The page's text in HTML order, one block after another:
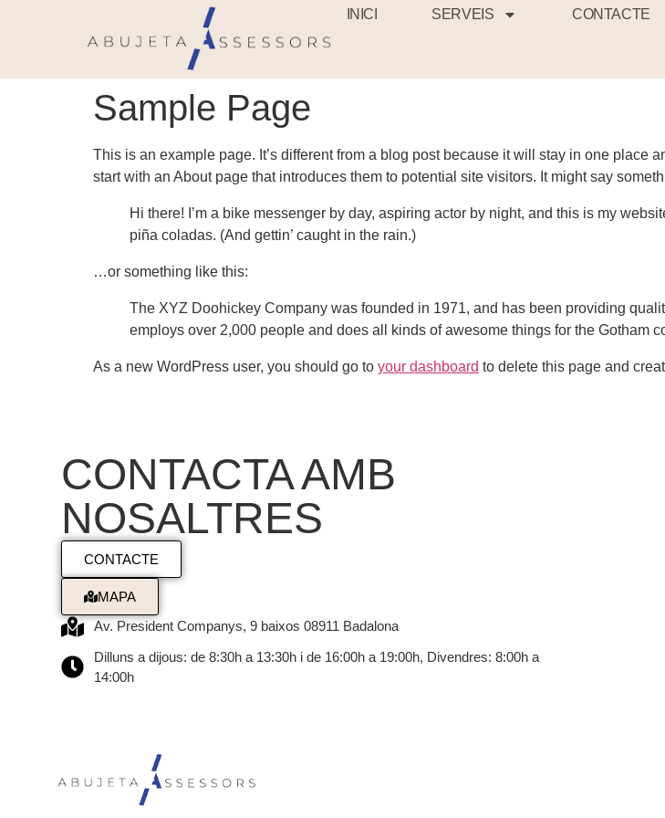
INICI SERVEIS CONTACTE
Sample Page
This is an example page. It’s different from a blog post because it will stay in one place
start with an About page that introduces them to potential site visitors. It might say
Hi there! I’m a bike messenger by day, aspiring actor by night, and this is my
piña coladas. (And gettin’ caught in the rain.)
…or something like this:
The XYZ Doohickey Company was founded in 1971, and has been providing
employs over 2,000 people and does all kinds of awesome things for the Gotham
As a new WordPress user, you should go to your dashboard to delete this page and
CONTACTA AMB
NOSALTRES
CONTACTE
MAPA
Av. President Companys, 9 baixos 08911 Badalona
Dilluns a dijous: de 8:30h a 13:30h i de 16:00h a 19:00h, Divendres: 8:00h a
14:00h